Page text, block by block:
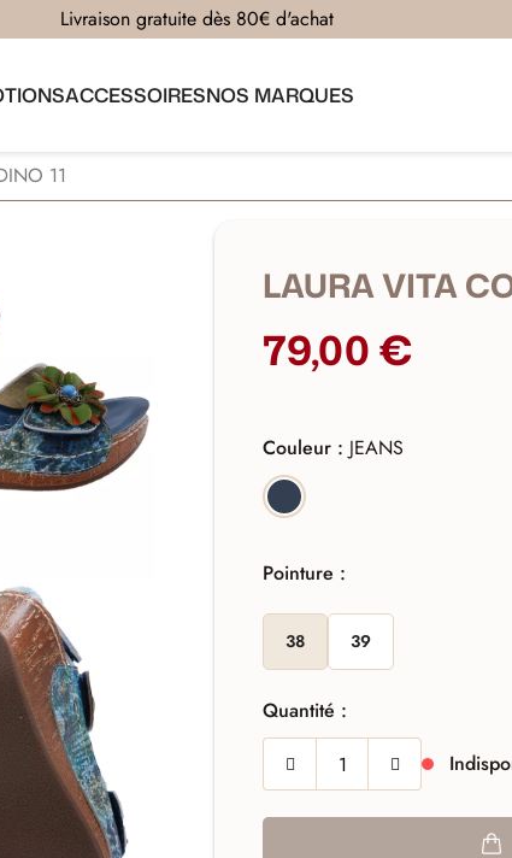
Livraison gratuite dès 80€ d'achat
ACCESSOIRESNOS MARQUES
11
LAURA VITA
79,00 €
Couleur : JEANS
JEANS
Pointure :
38 39
Quantité :